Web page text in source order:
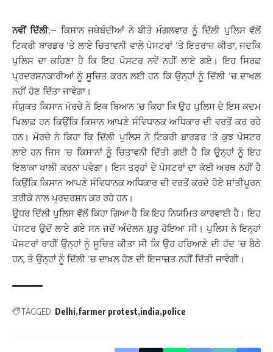
ਨਵੀਂ ਦਿੱਲੀ:– ਕਿਸਾਨ ਜਥੇਬੰਦੀਆਂ ਨੇ ਬੀਤੇ ਮੰਗਲਵਾਰ ਨੂੰ ਦਿੱਲੀ ਪੁਲਿਸ ਵੱਲੋਂ
ਟਿਕਰੀ ਬਾਰਡਰ ‘ਤੇ ਲਾਏ ਚਿਤਾਵਨੀ ਵਾਲੇ ਪੋਸਟਰਾਂ ‘ਤੇ ਇਤਰਾਜ਼ ਕੀਤਾ, ਜਦਕਿ
ਪੁਲਿਸ ਦਾ ਕਹਿਣਾ ਹੈ ਕਿ ਇਹ ਪੋਸਟਰ ਨਵੇਂ ਨਹੀਂ ਲਾਏ ਗਏ। ਇਹ ਸਿਰਫ਼
ਪ੍ਰਦਰਸ਼ਨਕਾਰੀਆਂ ਨੂੰ ਸੂਚਿਤ ਕਰਨ ਲਈ ਹਨ ਕਿ ਉਨ੍ਹਾਂ ਨੂੰ ਦਿੱਲੀ ‘ਚ ਦਾਖਲ
ਨਹੀਂ ਹੋਣ ਦਿੱਤਾ ਜਾਵੇਗਾ।
ਸੰਯੁਕਤ ਕਿਸਾਨ ਮੋਰਚੇ ਨੇ ਇਕ ਬਿਆਨ ‘ਚ ਕਿਹਾ ਕਿ ਉਹ ਪੁਲਿਸ ਦੇ ਇਸ ਕਦਮ
ਖਿਲਾਫ਼ ਹਨ ਕਿਉਂਕਿ ਕਿਸਾਨ ਆਪਣੇ ਸੰਵਿਧਾਨਕ ਅਧਿਕਾਰ ਦੀ ਵਰਤੋਂ ਕਰ ਰਹੇ
ਹਨ। ਮੋਰਚੇ ਨੇ ਕਿਹਾ ਕਿ ਦਿੱਲੀ ਪੁਲਿਸ ਨੇ ਟਿਕਰੀ ਬਾਰਡਰ ‘ਤੇ ਕੁਝ ਪੋਸਟਰ
ਲਾਏ ਹਨ ਜਿਸ ‘ਚ ਕਿਸਾਨਾਂ ਨੂੰ ਚਿਤਾਵਨੀ ਦਿੱਤੀ ਗਈ ਹੈ ਕਿ ਉਨ੍ਹਾਂ ਨੂੰ ਇਹ
ਇਲਾਕਾ ਖਾਲੀ ਕਰਨਾ ਪਵੇਗਾ। ਇਸ ਤਰ੍ਹਾਂ ਦੇ ਪੋਸਟਰਾਂ ਦਾ ਕੋਈ ਅਰਥ ਨਹੀਂ ਹੈ
ਕਿਉਂਕਿ ਕਿਸਾਨ ਆਪਣੇ ਸੰਵਿਧਾਨਕ ਅਧਿਕਾਰ ਦੀ ਵਰਤੋਂ ਕਰਦੇ ਹੋਏ ਸ਼ਾਂਤੀਪੂਰਨ
ਤਰੀਕੇ ਨਾਲ ਪ੍ਰਦਰਸ਼ਨ ਕਰ ਰਹੇ ਹਨ।
ਉਧਰ ਦਿੱਲੀ ਪੁਲਿਸ ਵੱਲੋਂ ਕਿਹਾ ਗਿਆ ਹੈ ਕਿ ਇਹ ਨਿਯਮਿਤ ਕਾਰਵਾਈ ਹੈ। ਇਹ
ਪੋਸਟਰ ਉਦੋਂ ਲਾਏ ਗਏ ਸਨ ਜਦੋਂ ਅੰਦੋਲਨ ਸ਼ੁਰੂ ਹੋਇਆ ਸੀ। ਪੁਲਿਸ ਨੇ ਇਨ੍ਹਾਂ
ਪੋਸਟਰਾਂ ਰਾਹੀਂ ਉਨ੍ਹਾਂ ਨੂੰ ਸੂਚਿਤ ਕੀਤਾ ਸੀ ਕਿ ਉਹ ਹਰਿਆਣੇ ਦੀ ਹੱਦ ‘ਚ ਬੈਠੇ
ਹਨ, ਤੇ ਉਨ੍ਹਾਂ ਨੂੰ ਦਿੱਲੀ ‘ਚ ਦਾਖ਼ਲ ਹੋਣ ਦੀ ਇਜਾਜ਼ਤ ਨਹੀਂ ਦਿੱਤੀ ਜਾਵੇਗੀ।
TAGGED: Delhi farmer protest india police